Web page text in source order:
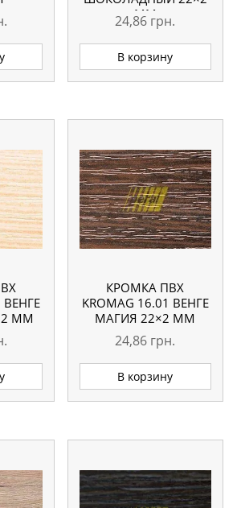
ММ
24,86 грн.
В корзину
ВЕНГЕ
ММ
КРОМКА ПВХ
KROMAG 16.01 ВЕНГЕ
МАГИЯ 22×2 ММ
24,86 грн.
В корзину